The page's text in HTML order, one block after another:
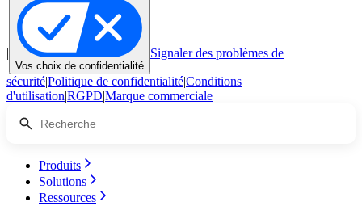
|
Vos choix de confidentialité
Signaler des problèmes de
sécurité|Politique de confidentialité|Conditions
d'utilisation|RGPD|Marque commerciale
Produits
Solutions
Ressources